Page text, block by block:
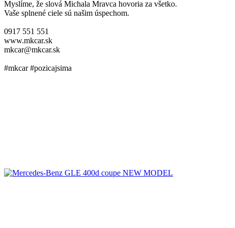
Myslíme, že slová Michala Mravca hovoria za všetko.
Vaše splnené ciele sú našim úspechom.
0917 551 551
www.mkcar.sk
mkcar@mkcar.sk
#mkcar #pozicajsima